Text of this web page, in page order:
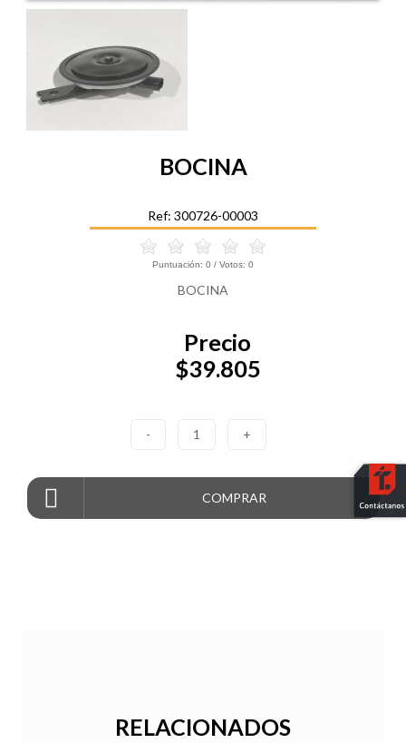
BOCINA
Ref: 300726-00003
Puntuación: 0 / Votos: 0
BOCINA
Precio
$39.805
- 1 +
COMPRAR
RELACIONADOS